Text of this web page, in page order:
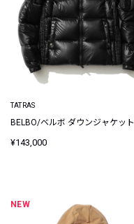
TATRAS
BELBO/ベルボ ダウンジャケット
¥143,000
NEW